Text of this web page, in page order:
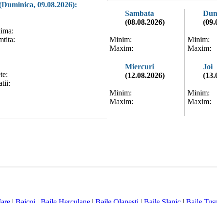
09.08.2026):
Sambata
(08.08.2026)
Minim:
Maxim:
Minim:
Maxim:
Miercuri
(12.08.2026)
Minim:
Maxim:
Joi
Minim:
Maxim: